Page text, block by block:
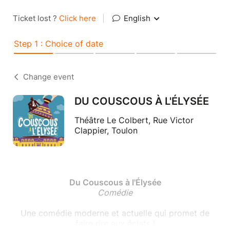
Ticket lost ? Click here English
Step 1 : Choice of date
Change event
DU COUSCOUS À L'ÉLYSÉE
Théâtre Le Colbert, Rue Victor
Clappier, Toulon
Du Couscous à l'Élysée
Comédie
Une comédie moderne et actuelle qui promet de